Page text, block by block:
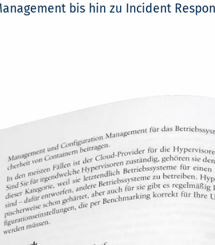
bis hin zu Incident